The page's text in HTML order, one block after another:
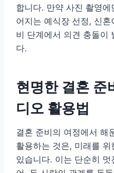
합니다. 만약 사진 촬영
어지는 예식장 선정, 신
비 단계에서 의견 충돌이
다.
현명한 결혼 준
디오 활용법
결혼 준비의 여정에서 해
활용하는 것은, 미래를
있습니다. 이는 단순히